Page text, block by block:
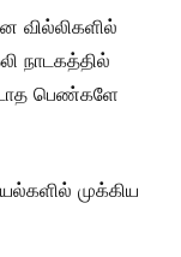
வில்லிகளில்
நாடகத்தில்
பெண்களே
முக்கிய